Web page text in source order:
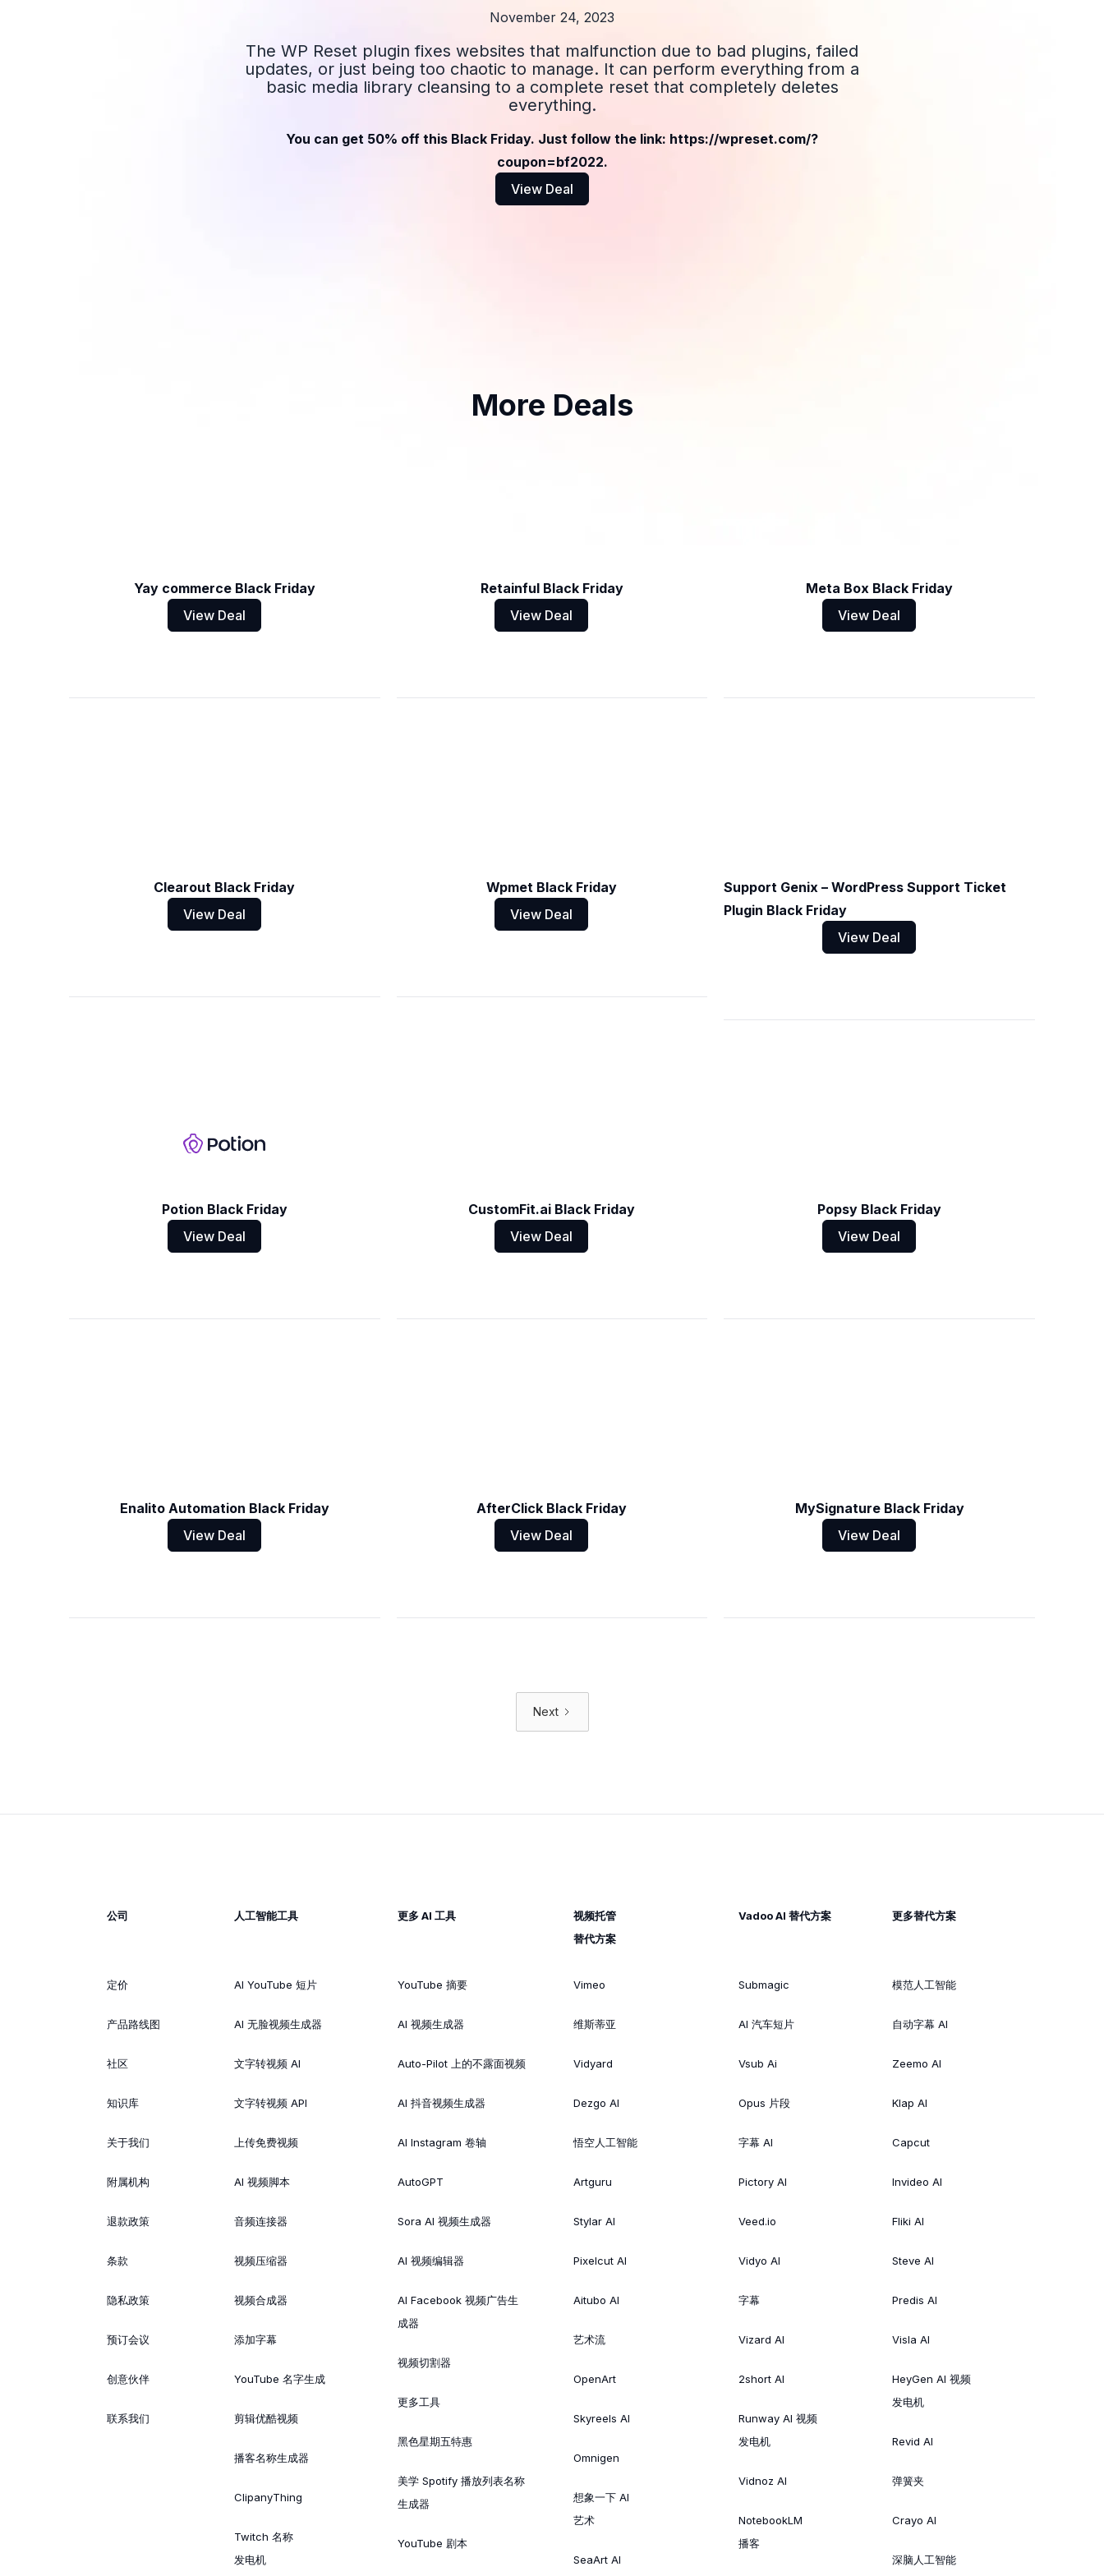
November 24, 2023
The WP Reset plugin fixes websites that malfunction due to bad plugins, failed
updates, or just being too chaotic to manage. It can perform everything from a
basic media library cleansing to a complete reset that completely deletes
everything.
You can get 50% off this Black Friday. Just follow the link: https://wpreset.com/?
coupon=bf2022.
View Deal
More Deals
Yay commerce Black Friday
View Deal
Retainful Black Friday
View Deal
Meta Box Black Friday
View Deal
Clearout Black Friday
View Deal
Wpmet Black Friday
View Deal
Support Genix – WordPress Support Ticket
Plugin Black Friday
View Deal
Potion Black Friday
View Deal
CustomFit.ai Black Friday
View Deal
Popsy Black Friday
View Deal
Enalito Automation Black Friday
View Deal
AfterClick Black Friday
View Deal
MySignature Black Friday
View Deal
Next
公司
定价
产品路线图
社区
知识库
关于我们
附属机构
退款政策
条款
隐私政策
预订会议
创意伙伴
联系我们
人工智能工具
AI YouTube 短片
AI 无脸视频生成器
文字转视频 AI
文字转视频 API
上传免费视频
AI 视频脚本
音频连接器
视频压缩器
视频合成器
添加字幕
YouTube 名字生成
剪辑优酷视频
播客名称生成器
ClipanyThing
Twitch 名称
发电机
更多 AI 工具
YouTube 摘要
AI 视频生成器
Auto-Pilot 上的不露面视频
AI 抖音视频生成器
AI Instagram 卷轴
AutoGPT
Sora AI 视频生成器
AI 视频编辑器
AI Facebook 视频广告生
成器
视频切割器
更多工具
黑色星期五特惠
美学 Spotify 播放列表名称
生成器
YouTube 剧本
视频托管
替代方案
Vimeo
维斯蒂亚
Vidyard
Dezgo AI
悟空人工智能
Artguru
Stylar AI
Pixelcut AI
Aitubo AI
艺术流
OpenArt
Skyreels AI
Omnigen
想象一下 AI
艺术
SeaArt AI
Vadoo AI 替代方案
Submagic
AI 汽车短片
Vsub Ai
Opus 片段
字幕 AI
Pictory AI
Veed.io
Vidyo AI
字幕
Vizard AI
2short AI
Runway AI 视频
发电机
Vidnoz AI
NotebookLM
播客
更多替代方案
模范人工智能
自动字幕 AI
Zeemo AI
Klap AI
Capcut
Invideo AI
Fliki AI
Steve AI
Predis AI
Visla AI
HeyGen AI 视频
发电机
Revid AI
弹簧夹
Crayo AI
深脑人工智能